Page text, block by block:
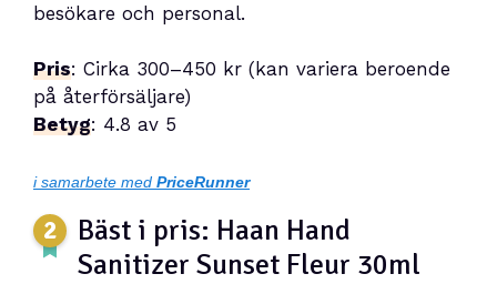
besökare och personal.
Pris: Cirka 300–450 kr (kan variera beroende
på återförsäljare)
Betyg: 4.8 av 5
i samarbete med PriceRunner
Bäst i pris: Haan Hand
Sanitizer Sunset Fleur 30ml